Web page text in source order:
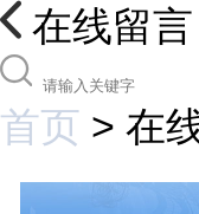
在线留言
首页 > 在